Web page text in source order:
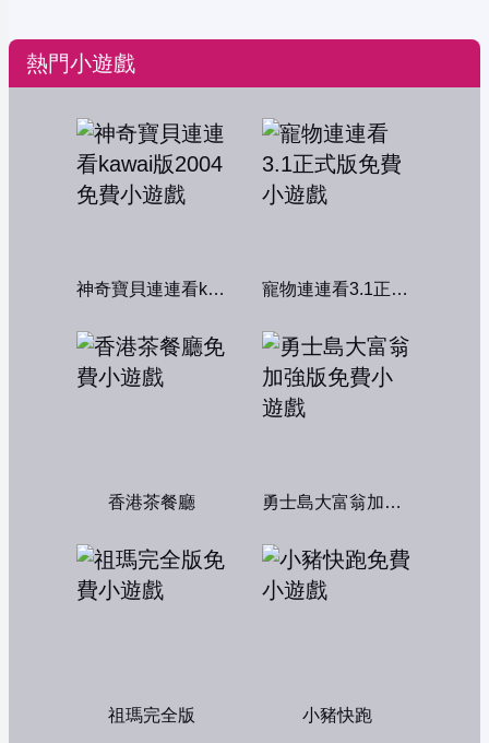
熱門小遊戲
神奇寶貝連連看kawai版2004 寵物連連看3.1正式版
香港茶餐廳 勇士島大富翁加強版
祖瑪完全版 小豬快跑